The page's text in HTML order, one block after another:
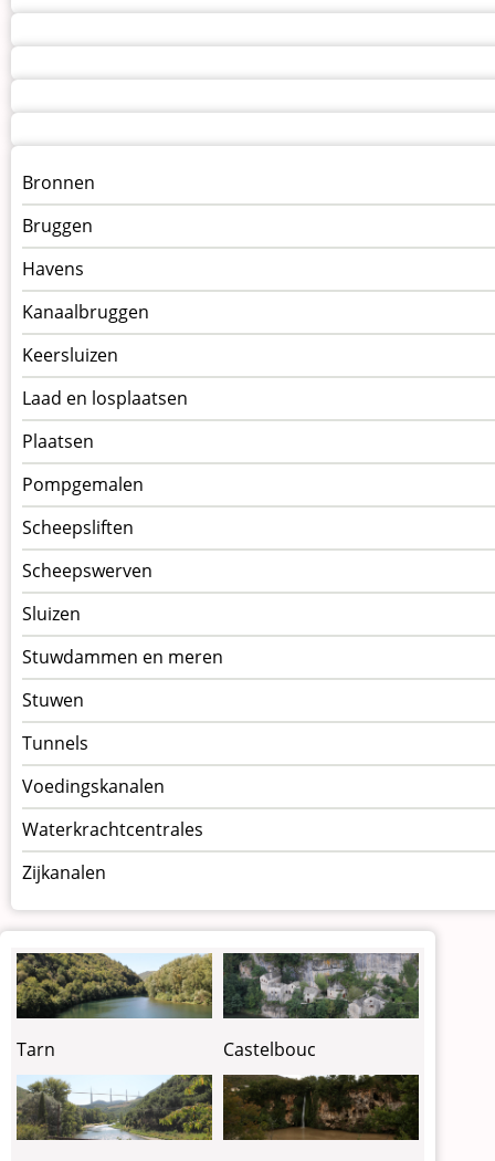
Menu
kunstwerken
op
kunstwerkpagina
Bronnen
Bruggen
Havens
Kanaalbruggen
Keersluizen
Laad en losplaatsen
Plaatsen
Pompgemalen
Scheepsliften
Scheepswerven
Sluizen
Stuwdammen en meren
Stuwen
Tunnels
Voedingskanalen
Waterkrachtcentrales
Zijkanalen
Tarn Castelbouc